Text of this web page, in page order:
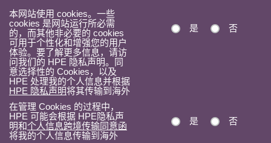
本网站使用 cookies。一些
cookies 是网站运行所必需
的，而其他非必要的 cookies
可用于个性化和增强您的用户
体验。要了解更多信息，请访
问我们的 HPE 隐私声明。同
意选择性的 Cookies，以及
HPE 处理我的个人信息并根据
HPE 隐私声明将其传输到海外
是 否
在管理 Cookies 的过程中，
HPE 可能会根据 HPE隐私声
明和个人信息跨境传输同意函
将我的个人信息传输到海外
是 否